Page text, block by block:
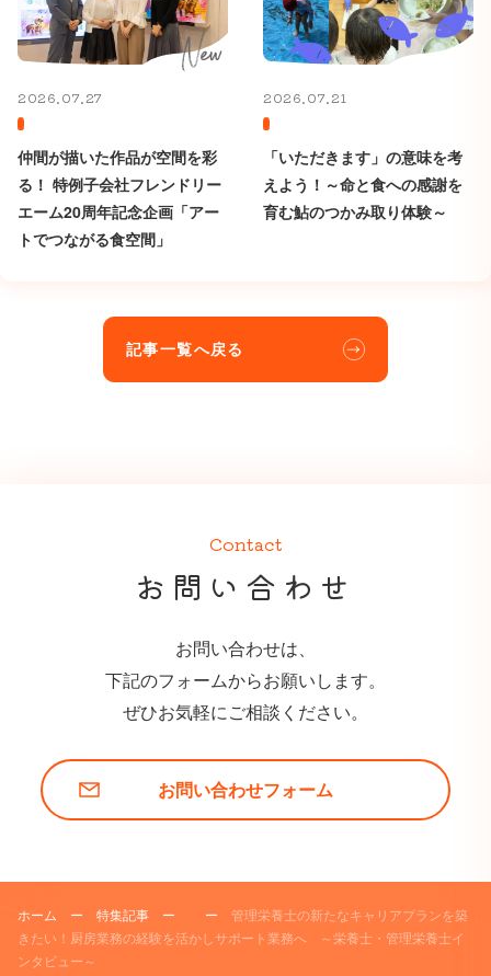
2026.07.27
仲間が描いた作品が空間を彩
る！ 特例子会社フレンドリー
エーム20周年記念企画「アー
トでつながる食空間」
2026.07.21
「いただきます」の意味を考
えよう！～命と食への感謝を
育む鮎のつかみ取り体験～
記事一覧へ戻る
Contact
お問い合わせ
お問い合わせは、
下記のフォームからお願いします。
ぜひお気軽にご相談ください。
お問い合わせフォーム
ホーム ー 特集記事 ー ー 管理栄養士の新たなキャリアプランを築
きたい！厨房業務の経験を活かしサポート業務へ ～栄養士・管理栄養士イ
ンタビュー～